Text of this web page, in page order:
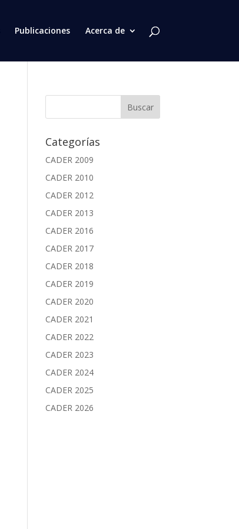
Publicaciones Acerca de
Categorías
CADER 2009
CADER 2010
CADER 2012
CADER 2013
CADER 2016
CADER 2017
CADER 2018
CADER 2019
CADER 2020
CADER 2021
CADER 2022
CADER 2023
CADER 2024
CADER 2025
CADER 2026